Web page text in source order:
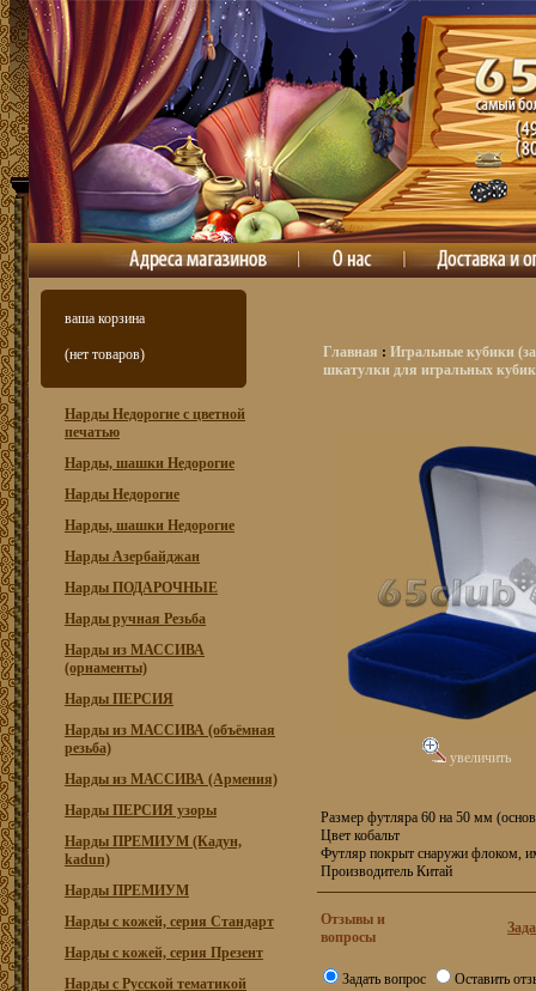
ваша корзина
(нет товаров)
Нарды Недорогие с цветной
печатью
Нарды, шашки Недорогие
Нарды Недорогие
Нарды, шашки Недорогие
Нарды Азербайджан
Нарды ПОДАРОЧНЫЕ
Нарды ручная Резьба
Нарды из МАССИВА
(орнаменты)
Нарды ПЕРСИЯ
Нарды из МАССИВА (объёмная
резьба)
Нарды из МАССИВА (Армения)
Нарды ПЕРСИЯ узоры
Нарды ПРЕМИУМ (Кадун,
kadun)
Нарды ПРЕМИУМ
Нарды с кожей, серия Стандарт
Нарды с кожей, серия Презент
Нарды с Русской тематикой
Главная : Игральные кубики
шкатулки для игральных
увеличить
Размер футляра 60 на 50 мм
Цвет кобальт
Футляр покрыт снаружи флоком,
Производитель Китай
Отзывы и
вопросы
Задать вопрос Оставить